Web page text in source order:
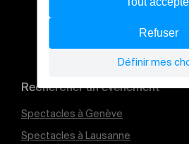
Rechercher un évènement
Spectacles à Genève
Spectacles à Lausanne